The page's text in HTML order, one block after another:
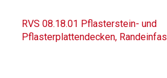
RVS 08.18.01 Pflasterstein- und
Pflasterplattendecken,